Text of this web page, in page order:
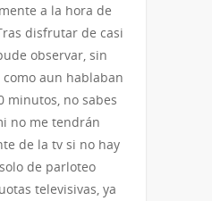
a la hora de
disfrutar de casi
observar, sin
aun hablaban
minutos, no sabes
no me tendrán
de la tv si no hay
de parloteo
televisivas, ya